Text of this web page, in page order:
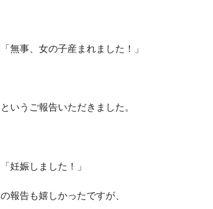
「無事、女の子産まれました！」
というご報告いただきました。
「妊娠しました！」
の報告も嬉しかったですが、